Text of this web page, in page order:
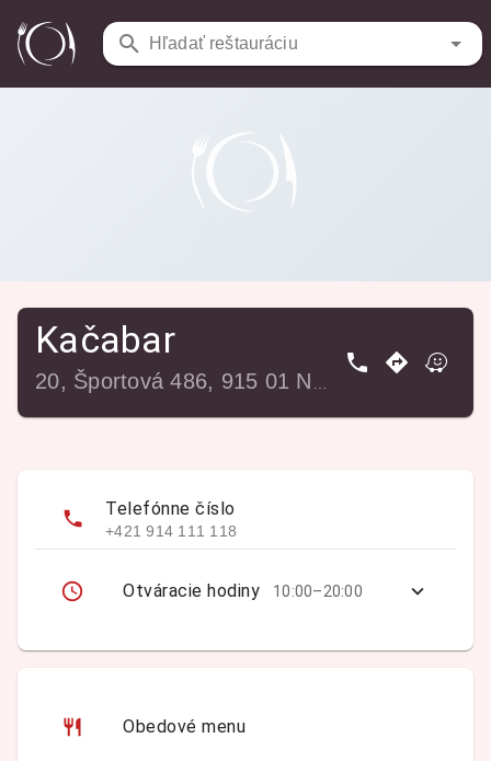
Hľadať reštauráciu
Reštaurácie / Kačabar
Kačabar
Telefónne číslo
+421 914 111 118
Otváracie hodiny 10:00–20:00
Obedové menu